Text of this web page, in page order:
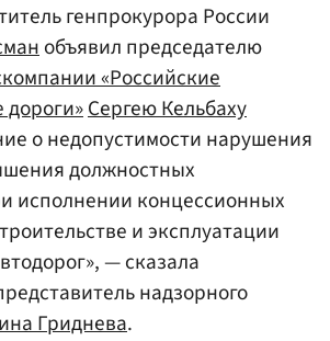
генпрокурора России
объявил председателю
«Российские
Сергею Кельбаху
о недопустимости нарушения
должностных
исполнении концессионных
и эксплуатации
— сказала
надзорного
Гриднева.